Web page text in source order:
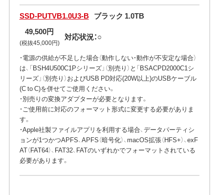
SSD-PUTVB1.0U3-B ブラック 1.0TB
49,500円
(税抜45,000円)
対応状況：○
・電源の供給が不足した場合（動作しない・動作が不安定な場合）
は、「BSH4U500C1Pシリーズ」（別売り）と「BSACPD2000C1シ
リーズ」（別売り）およびUSB PD対応(20W以上)のUSBケーブル
(C to C)を併せてご使用ください。
・別売りの変換アダプターが必要となります。
・ご使用前に対応のフォーマット形式に変更する必要がありま
す。
・Apple社製ファイルアプリを利用する場合、データパーティシ
ョンが1つかつAPFS、APFS（暗号化）、macOS拡張（HFS+）、exF
AT（FAT64）、FAT32、FATのいずれかでフォーマットされている
必要があります。